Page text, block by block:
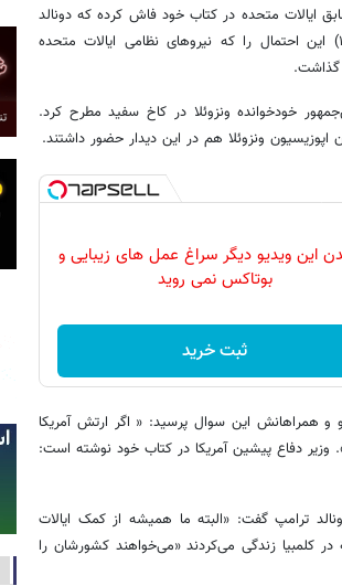
ایالات متحده در کتاب خود فاش کرده که دونالد
ترامپ رئیس‌جمهور سابق آمریکا ۵ فوریه ۲۰۲۰ (۱۶ بهمن ۱۳۹۸) این احتمال را که نیروهای نظامی ایالات متحده
گذاشت.
خودخوانده ونزوئلا در کاخ سفید مطرح کرد.
ونزوئلا هم در این دیدار حضور داشتند.
این ویدیو دیگر سراغ عمل های زیبایی و
بوتاکس نمی روید
ثبت خرید
و همراهانش این سوال پرسید: « اگر ارتش آمریکا
وزیر دفاع پیشین آمریکا در کتاب خود نوشته است:
ترامپ گفت: «البته ما همیشه از کمک ایالات
کلمبیا زندگی می‌کردند «می‌خواهند کشورشان را